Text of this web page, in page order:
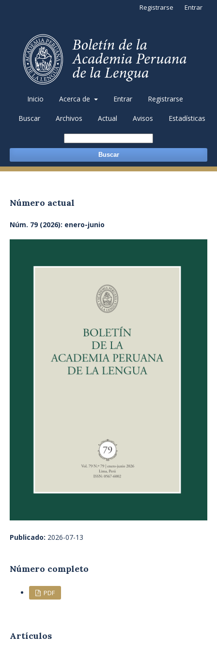
Inicio Acerca de Entrar Registrarse
Buscar Archivos Actual Avisos Estadísticas
Buscar
Registrarse Entrar
Número actual
Núm. 79 (2026): enero-junio
Publicado: 2026-07-13
Número completo
PDF
Artículos